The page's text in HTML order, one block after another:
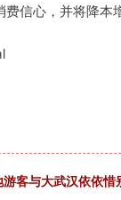
信心，并将降本
客与大武汉依依惜